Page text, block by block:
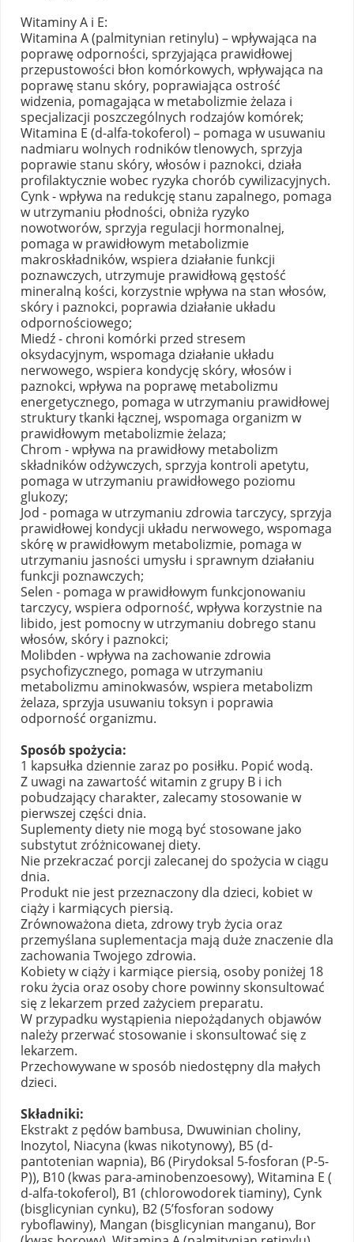
Witaminy A i E:
Witamina A (palmitynian retinylu) – wpływająca na
poprawę odporności, sprzyjająca prawidłowej
przepustowości błon komórkowych, wpływająca na
poprawę stanu skóry, poprawiająca ostrość
widzenia, pomagająca w metabolizmie żelaza i
specjalizacji poszczególnych rodzajów komórek;
Witamina E (d-alfa-tokoferol) – pomaga w usuwaniu
nadmiaru wolnych rodników tlenowych, sprzyja
poprawie stanu skóry, włosów i paznokci, działa
profilaktycznie wobec ryzyka chorób cywilizacyjnych.
Cynk - wpływa na redukcję stanu zapalnego, pomaga
w utrzymaniu płodności, obniża ryzyko
nowotworów, sprzyja regulacji hormonalnej,
pomaga w prawidłowym metabolizmie
makroskładników, wspiera działanie funkcji
poznawczych, utrzymuje prawidłową gęstość
mineralną kości, korzystnie wpływa na stan włosów,
skóry i paznokci, poprawia działanie układu
odpornościowego;
Miedź - chroni komórki przed stresem
oksydacyjnym, wspomaga działanie układu
nerwowego, wspiera kondycję skóry, włosów i
paznokci, wpływa na poprawę metabolizmu
energetycznego, pomaga w utrzymaniu prawidłowej
struktury tkanki łącznej, wspomaga organizm w
prawidłowym metabolizmie żelaza;
Chrom - wpływa na prawidłowy metabolizm
składników odżywczych, sprzyja kontroli apetytu,
pomaga w utrzymaniu prawidłowego poziomu
glukozy;
Jod - pomaga w utrzymaniu zdrowia tarczycy, sprzyja
prawidłowej kondycji układu nerwowego, wspomaga
skórę w prawidłowym metabolizmie, pomaga w
utrzymaniu jasności umysłu i sprawnym działaniu
funkcji poznawczych;
Selen - pomaga w prawidłowym funkcjonowaniu
tarczycy, wspiera odporność, wpływa korzystnie na
libido, jest pomocny w utrzymaniu dobrego stanu
włosów, skóry i paznokci;
Molibden - wpływa na zachowanie zdrowia
psychofizycznego, pomaga w utrzymaniu
metabolizmu aminokwasów, wspiera metabolizm
żelaza, sprzyja usuwaniu toksyn i poprawia
odporność organizmu.
Sposób spożycia:
1 kapsułka dziennie zaraz po posiłku. Popić wodą.
Z uwagi na zawartość witamin z grupy B i ich
pobudzający charakter, zalecamy stosowanie w
pierwszej części dnia.
Suplementy diety nie mogą być stosowane jako
substytut zróżnicowanej diety.
Nie przekraczać porcji zalecanej do spożycia w ciągu
dnia.
Produkt nie jest przeznaczony dla dzieci, kobiet w
ciąży i karmiących piersią.
Zrównoważona dieta, zdrowy tryb życia oraz
przemyślana suplementacja mają duże znaczenie dla
zachowania Twojego zdrowia.
Kobiety w ciąży i karmiące piersią, osoby poniżej 18
roku życia oraz osoby chore powinny skonsultować
się z lekarzem przed zażyciem preparatu.
W przypadku wystąpienia niepożądanych objawów
należy przerwać stosowanie i skonsultować się z
lekarzem.
Przechowywane w sposób niedostępny dla małych
dzieci.
Składniki:
Ekstrakt z pędów bambusa, Dwuwinian choliny,
Inozytol, Niacyna (kwas nikotynowy), B5 (d-
pantotenian wapnia), B6 (Pirydoksal 5-fosforan (P-5-
P)), B10 (kwas para-aminobenzoesowy), Witamina E (
d-alfa-tokoferol), B1 (chlorowodorek tiaminy), Cynk
(bisglicynian cynku), B2 (5’fosforan sodowy
ryboflawiny), Mangan (bisglicynian manganu), Bor